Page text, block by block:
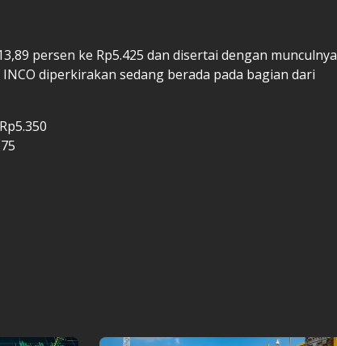
persen ke Rp5.425 dan disertai dengan munculnya
diperkirakan sedang berada pada bagian dari